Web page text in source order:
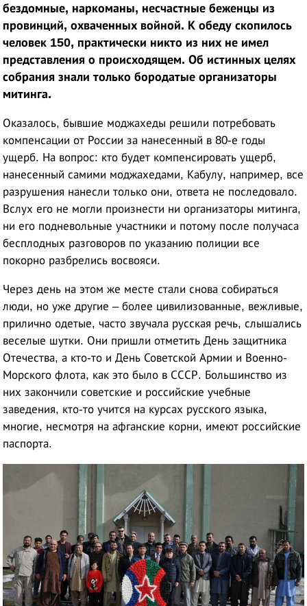
бездомные, наркоманы, несчастные беженцы из
провинций, охваченных войной. К обеду скопилось
человек 150, практически никто из них не имел
представления о происходящем. Об истинных целях
собрания знали только бородатые организаторы
митинга.
Оказалось, бывшие моджахеды решили потребовать
компенсации от России за нанесенный в 80-е годы
ущерб. На вопрос: кто будет компенсировать ущерб,
нанесенный самими моджахедами, Кабулу, например, все
разрушения нанесли только они, ответа не последовало.
Вслух его не могли произнести ни организаторы митинга,
ни его подневольные участники и потому после получаса
бесплодных разговоров по указанию полиции все
покорно разбрелись восвояси.
Через день на этом же месте стали снова собираться
люди, но уже другие – более цивилизованные, вежливые,
прилично одетые, часто звучала русская речь, слышались
веселые шутки. Они пришли отметить День защитника
Отечества, а кто-то и День Советской Армии и Военно-
Морского флота, как это было в СССР. Большинство из
них закончили советские и российские учебные
заведения, кто-то учится на курсах русского языка,
многие, несмотря на афганские корни, имеют российские
паспорта.